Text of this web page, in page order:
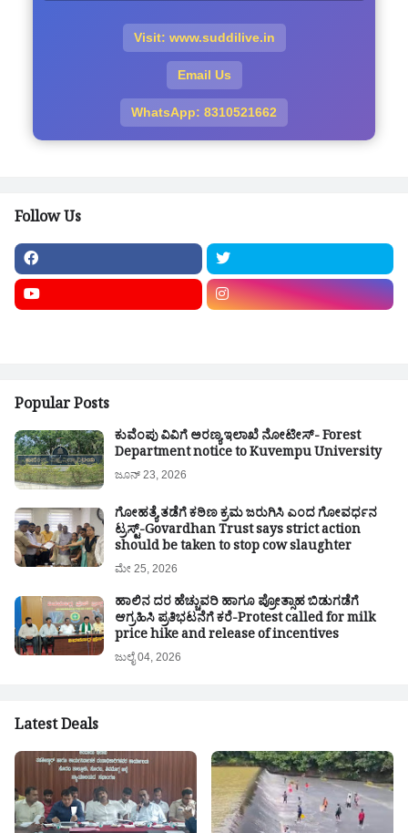
Visit: www.suddilive.in
Email Us
WhatsApp: 8310521662
Follow Us
Popular Posts
ಕುವೆಂಪು ವಿವಿಗೆ ಅರಣ್ಯ ಇಲಾಖೆ ನೋಟೀಸ್- Forest
Department notice to Kuvempu University
ಜೂನ್ 23, 2026
ಗೋಹತ್ಯೆ ತಡೆಗೆ ಕಠಿಣ ಕ್ರಮ ಜರುಗಿಸಿ ಎಂದ ಗೋವರ್ಧನ
ಟ್ರಸ್ಟ್-Govardhan Trust says strict action
should be taken to stop cow slaughter
ಮೇ 25, 2026
ಹಾಲಿನ ದರ ಹೆಚ್ಚುವರಿ ಹಾಗೂ ಪ್ರೋತ್ಸಾಹ ಬಿಡುಗಡೆಗೆ
ಆಗ್ರಹಿಸಿ ಪ್ರತಿಭಟನೆಗೆ ಕರೆ-Protest called for milk
price hike and release of incentives
ಜುಲೈ 04, 2026
Latest Deals